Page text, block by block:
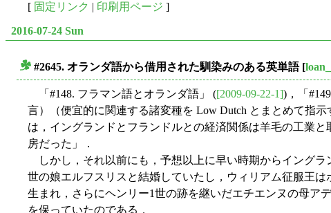
[ 固定リンク 印刷用ページ ]
2016-07-24 Sun
#2645. オランダ語から借用された馴染みのある英単語[
「#148. フラマン語とオランダ語」 ([2009-09-22-1])，「
言）（便宜的に関連する諸変種を Low Dutch とまとめて指
は，イングランドとフランドルとの経済関係は羊毛の工業
房だった」．
しかし，それ以前にも，予想以上に早い時期からイングラ
世の娘エルフスリスと結婚していたし，ウィリアム征服王
生まれ，さらにヘンリー1世の跡を継いだエチエンヌの母ア
を保っていたのである．